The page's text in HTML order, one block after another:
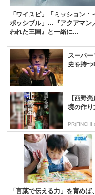
「ワイスピ」「ミッション：
ポッシブル」…『アクアマン
われた王国』と一緒に...
スーパ
史を持つ
【西野
境の作り
PR(FINCHI
「言葉で伝える力」を育めば